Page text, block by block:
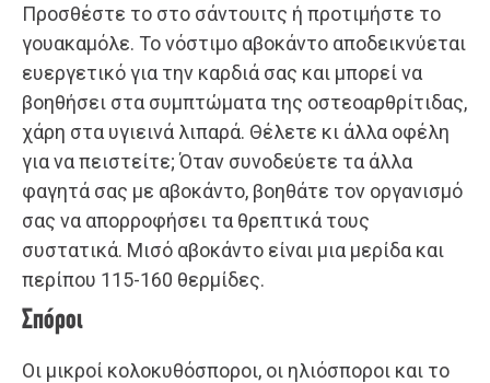
Προσθέστε το στο σάντουιτς ή προτιμήστε το
γουακαμόλε. Το νόστιμο αβοκάντο αποδεικνύεται
ευεργετικό για την καρδιά σας και μπορεί να
βοηθήσει στα συμπτώματα της οστεοαρθρίτιδας,
χάρη στα υγιεινά λιπαρά. Θέλετε κι άλλα οφέλη
για να πειστείτε; Όταν συνοδεύετε τα άλλα
φαγητά σας με αβοκάντο, βοηθάτε τον οργανισμό
σας να απορροφήσει τα θρεπτικά τους
συστατικά. Μισό αβοκάντο είναι μια μερίδα και
περίπου 115-160 θερμίδες.
Σπόροι
Οι μικροί κολοκυθόσποροι, οι ηλιόσποροι και το